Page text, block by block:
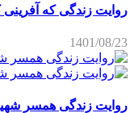
روایت زندگی که
1401/08/23
روایت زندگی همسر